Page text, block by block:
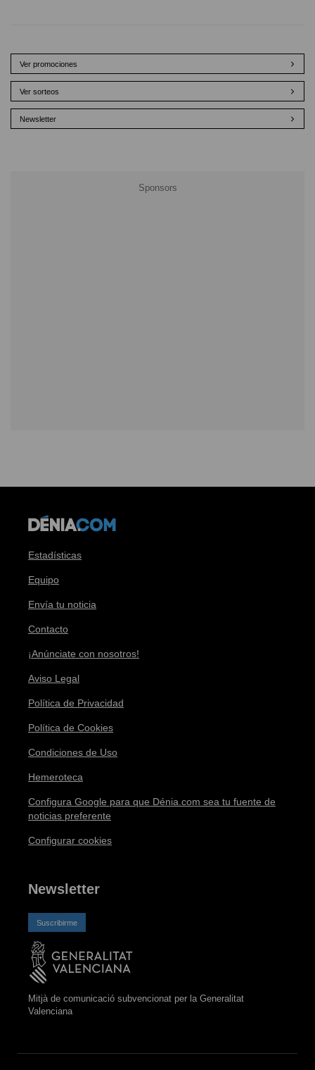
Ver promociones
Ver sorteos
Newsletter
Estadísticas
Equipo
Envía tu noticia
Contacto
¡Anúnciate con nosotros!
Aviso Legal
Política de Privacidad
Política de Cookies
Condiciones de Uso
Hemeroteca
Configura Google para que Dénia.com sea tu fuente de
noticias preferente
Configurar cookies
Newsletter
Suscribirme
Mitjà de comunicació subvencionat per la Generalitat
Valenciana